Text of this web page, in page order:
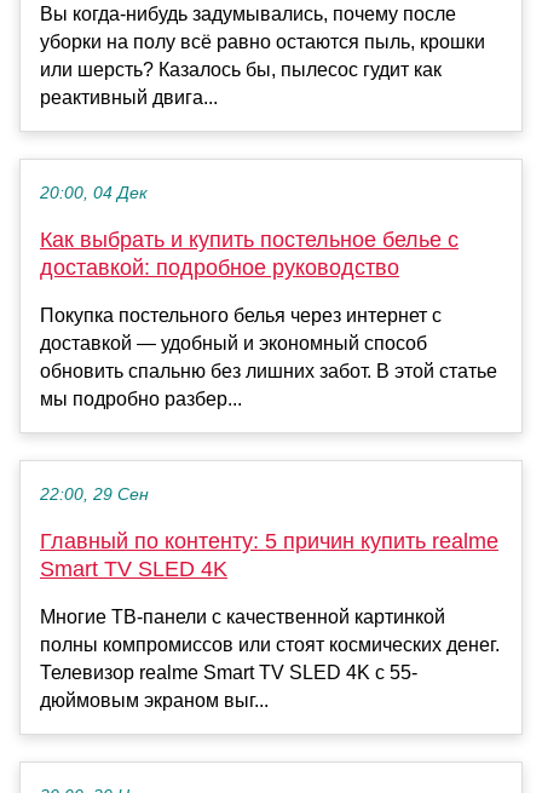
Вы когда-нибудь задумывались, почему после
уборки на полу всё равно остаются пыль, крошки
или шерсть? Казалось бы, пылесос гудит как
реактивный двига...
20:00, 04 Дек
Как выбрать и купить постельное белье с
доставкой: подробное руководство
Покупка постельного белья через интернет с
доставкой — удобный и экономный способ
обновить спальню без лишних забот. В этой статье
мы подробно разбер...
22:00, 29 Сен
Главный по контенту: 5 причин купить realme
Smart TV SLED 4K
Многие ТВ-панели с качественной картинкой
полны компромиссов или стоят космических денег.
Телевизор realme Smart TV SLED 4K с 55-
дюймовым экраном выг...